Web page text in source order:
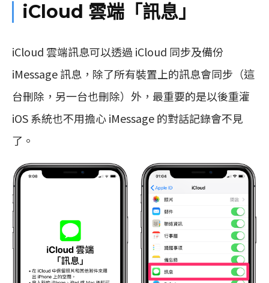
iCloud 雲端「訊息」
iCloud 雲端訊息可以透過 iCloud 同步及備份
iMessage 訊息，除了所有裝置上的訊息會同步（這
台刪除，另一台也刪除）外，最重要的是以後重灌
iOS 系統也不用擔心 iMessage 的對話記錄會不見
了。